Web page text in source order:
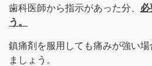
歯科医師から指示があった分、 必
う。
鎮痛剤を服用しても痛みが強い
ましょう。